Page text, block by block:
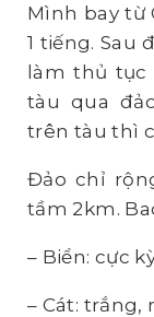
Mình bay từ
1 tiếng. Sau
làm thủ tục
tàu qua
trên tàu thì
Đảo chỉ
tầm 2km.
– Biển: cực
– Cát: trắng,